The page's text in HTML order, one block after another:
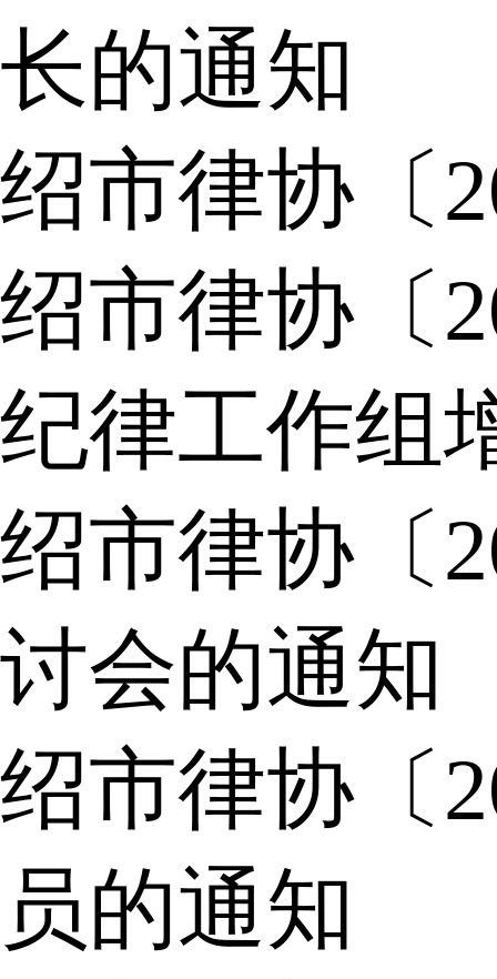
长的通知
绍市律协〔
绍市律协〔
纪律工作组
绍市律协〔
讨会的通知
绍市律协〔
员的通知